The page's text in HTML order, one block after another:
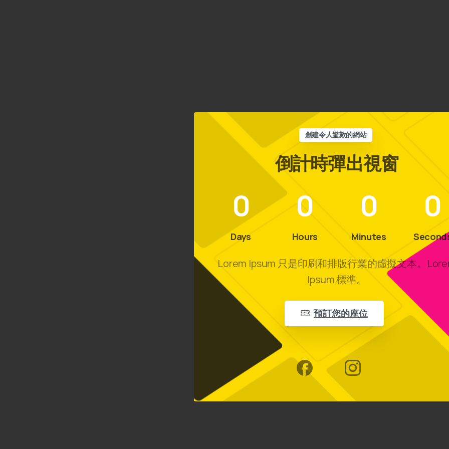
創建令人驚歎的網站
倒計時彈出視窗
0
Days
0
Hours
0
Minutes
0
Lorem Ipsum 只是印刷和排版行業的虛擬文本。
Ipsum 標準。
預訂您的座位